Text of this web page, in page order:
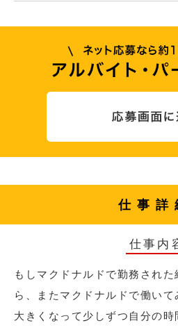
仕事詳
仕事内
もしマクドナルドで勤務され
ら、またマクドナルドで働い
大きくなって少しずつ自分の時